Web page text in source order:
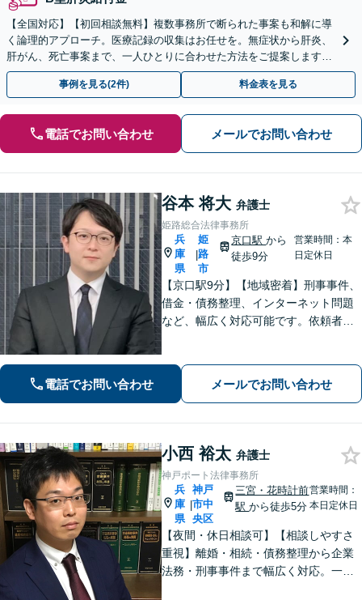
【全国対応】【初回相談無料】複数事務所で断られた事案も和解に導
く論理的アプローチ。医療記録の収集はお任せを。無症状から肝炎、
肝がん、死亡事案まで、一人ひとりに合わせた方法をご提案します。
手続きの負担を減らし、権利を守ります。
事例を見る(2件) 料金表を見る
電話でお問い合わせ メールでお問い合わせ
谷本 将大 弁護士
姫路総合法律事務所
兵
庫
県
|
姫
路
市
京口駅から
徒歩9分
営業時間：本
日定休日
【京口駅9分】【地域密着】刑事事件、
借金・債務整理、インターネット問題
など、幅広く対応可能です。依頼者さ
ます。また、問題となっている背景事
情にも気を配り、根本的な解決を目指
電話でお問い合わせ メールでお問い合わせ
小西 裕太 弁護士
神戸ポート法律事務所
兵
庫
県
|
神戸
市中
央区
三宮・花時計前
駅から徒歩5分
営業時間：
本日定休日
【夜間・休日相談可】【相談しやすさ
重視】離婚・相続・債務整理から企業
法務・刑事事件まで幅広く対応。一般